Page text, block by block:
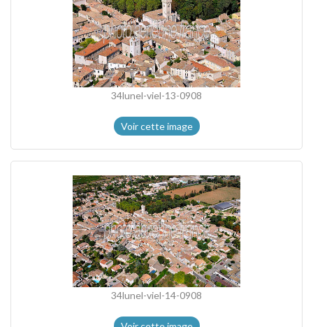
34lunel-viel-13-0908
Voir cette image
34lunel-viel-14-0908